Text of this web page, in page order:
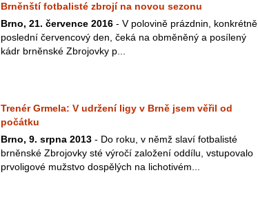
Brněnští fotbalisté zbrojí na novou sezonu
Brno, 21. července 2016 - V polovině prázdnin, konkrétně
poslední červencový den, čeká na obměněný a posílený
kádr brněnské Zbrojovky p...
Trenér Grmela: V udržení ligy v Brně jsem věřil od
počátku
Brno, 9. srpna 2013 - Do roku, v němž slaví fotbalisté
brněnské Zbrojovky sté výročí založení oddílu, vstupovalo
prvoligové mužstvo dospělých na lichotivém...